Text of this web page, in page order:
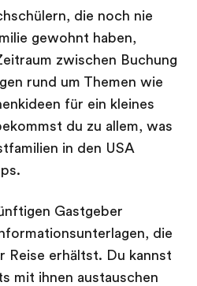
die noch nie
gewohnt haben,
zwischen Buchung
rund um Themen wie
für ein kleines
du zu allem, was
in den USA
Gastgeber
die
Reise erhältst. Du kannst
mit ihnen austauschen